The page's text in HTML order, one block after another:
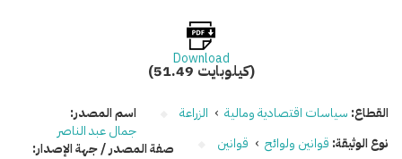
Download
(51.49 كيلوبايت)
القطاع: سياسات اقتصادية ومالية › الزراعة
نوع الوثيقة: قوانين ولوائح › قوانين
اسم المصدر:
جمال عبد الناصر
صفة المصدر / جهة الإصدار: